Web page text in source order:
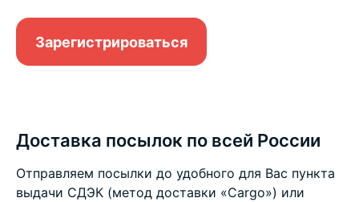
Зарегистрироваться
Доставка посылок по всей России
Отправляем посылки до удобного для Вас пункта
выдачи СДЭК (метод доставки «Cargo») или